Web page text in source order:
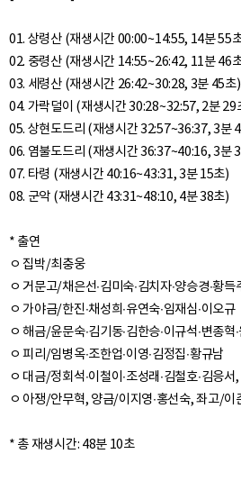
01. 상령산 (재생시간 00:00~14:55, 14분 55
02. 중령산 (재생시간 14:55~26:42, 11분 46
03. 세령산 (재생시간 26:42~30:28, 3분 45초)
04. 가락덜이 (재생시간 30:28~32:57, 2분 29
05. 상현도드리 (재생시간 32:57~36:37, 3분
06. 염불도드리 (재생시간 36:37~40:16, 3분
07. 타령 (재생시간 40:16~43:31, 3분 15초)
08. 군악 (재생시간 43:31~48:10, 4분 38초)
* 출연
ㅇ 집박/최충웅
ㅇ 거문고/채은선∙김미숙∙김치자∙양승경∙황득
ㅇ 가야금/한진∙채성희∙유연숙∙임재심∙이오규
ㅇ 해금/윤문숙∙김기동∙김한승∙이규석∙변종혁
ㅇ 피리/임병옥∙조한업∙이영∙김정집∙황규남
ㅇ 대금/정회석∙이철이∙조성래∙김철호∙김응
ㅇ 아쟁/안무혁, 양금/이지영∙홍선숙, 좌고/
* 총 재생시간: 48분 10초